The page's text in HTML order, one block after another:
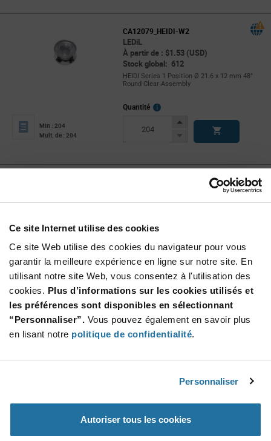
Ce site Internet utilise des cookies
Ce site Web utilise des cookies du navigateur pour vous
garantir la meilleure expérience en ligne sur notre site. En
utilisant notre site Web, vous consentez à l'utilisation des
cookies. Plus d’informations sur les cookies utilisés et
les préférences sont disponibles en sélectionnant
“Personnaliser”. Vous pouvez également en savoir plus
en lisant notre politique de confidentialité.
Personnaliser
Autoriser tous les cookies
CA12079_HEIDI-W2
LEDiL
À partir de : $1.53 (USD)
Stock global: 612
HEIDI Series 1 Position Ø 21.6 x 12 mm 48°
Round Clear Assembly
Min : 204
Mult. de : 204
Quantité
More
Increase
Decrease
À partir de : $3.55 (USD)
Lens|rectang|22 Pos|mm (D)|mm(H)
Min : 10
Mult. de : 1
Quantité
Increase
Button
Decrease
F360L-3C-S
Cool White Square 11 mm 360° Side Emitting
Lens For Rebel & Rebel ES Leds
Mult. de : 500
Increase
Button
Decrease